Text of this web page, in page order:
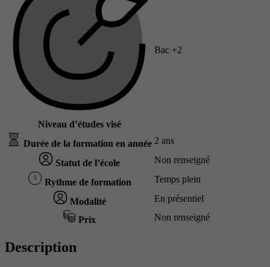
Niveau d’études visé
Bac +2
Durée de la formation en année 2 ans
Statut de l’école Non renseigné
Rythme de formation Temps plein
Modalité En présentiel
Prix Non renseigné
Description